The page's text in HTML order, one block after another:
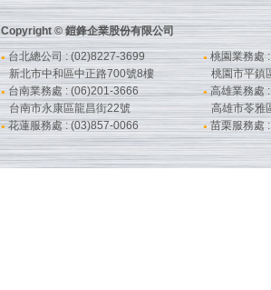
Copyright © 鎧鋒企業股份有限公司
●台北總公司 : (02)8227-3699
新北市中和區中正路700號8樓
● 桃園業務處
桃園市平鎮
● 台南業務處 : (06)201-3666
台南市永康區龍昌街22號
●高雄業務處
高雄市苓雅
●花蓮服務處 : (03)857-0066 ● 苗栗服務處